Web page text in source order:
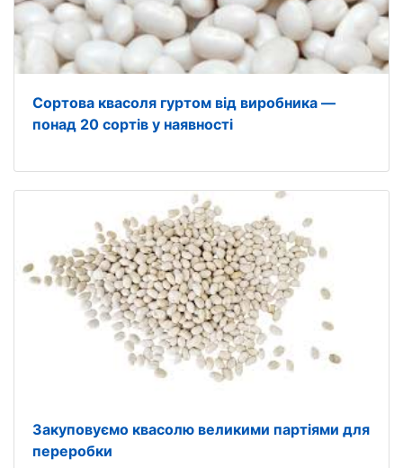
Сортова квасоля гуртом від виробника —
понад 20 сортів у наявності
Закуповуємо квасолю великими партіями для
переробки